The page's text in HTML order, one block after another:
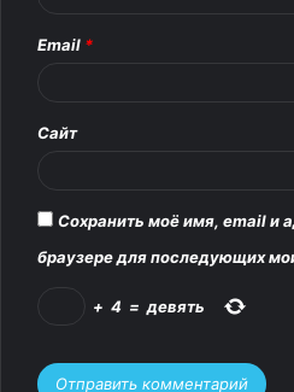
и
*
Email *
Сайт
Сохранить моё имя, email и
браузере для последующих
+ 4 = девять